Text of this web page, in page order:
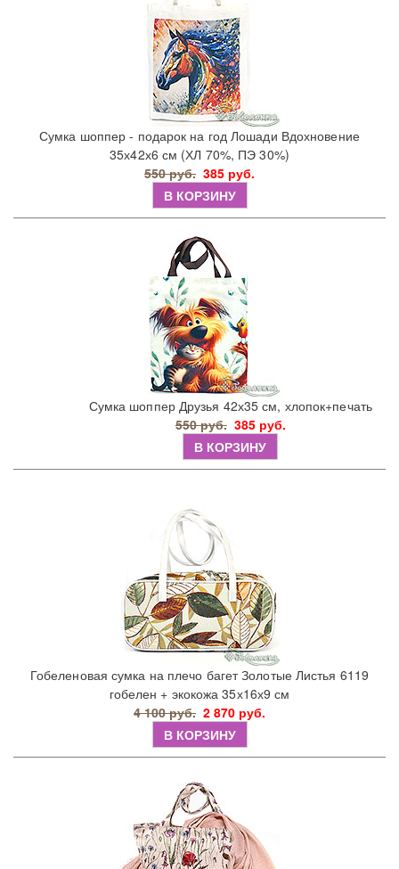
Сумка шоппер - подарок на год Лошади Вдохновение
35х42х6 см (ХЛ 70%, ПЭ 30%)
550 руб. 385 руб.
В КОРЗИНУ
Сумка шоппер Друзья 42х35 см, хлопок+печать
550 руб. 385 руб.
В КОРЗИНУ
Гобеленовая сумка на плечо багет Золотые Листья 6119
гобелен + экокожа 35х16х9 см
4 100 руб. 2 870 руб.
В КОРЗИНУ